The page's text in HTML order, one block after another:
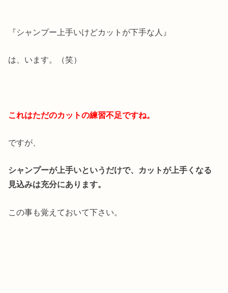
『シャンプー上手いけどカットが下手な人』
は、います。（笑）
これはただのカットの練習不足ですね。
ですが、
シャンプーが上手いというだけで、カットが上手くなる
見込みは充分にあります。
この事も覚えておいて下さい。